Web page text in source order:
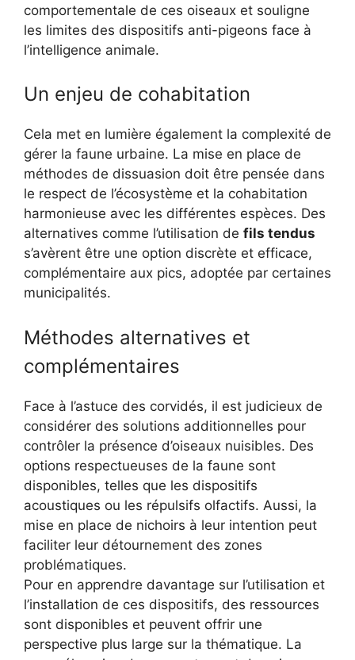
comportementale de ces oiseaux et souligne
les limites des dispositifs anti-pigeons face à
l’intelligence animale.
Un enjeu de cohabitation
Cela met en lumière également la complexité de
gérer la faune urbaine. La mise en place de
méthodes de dissuasion doit être pensée dans
le respect de l’écosystème et la cohabitation
harmonieuse avec les différentes espèces. Des
alternatives comme l’utilisation de fils tendus
s’avèrent être une option discrète et efficace,
complémentaire aux pics, adoptée par certaines
municipalités.
Méthodes alternatives et
complémentaires
Face à l’astuce des corvidés, il est judicieux de
considérer des solutions additionnelles pour
contrôler la présence d’oiseaux nuisibles. Des
options respectueuses de la faune sont
disponibles, telles que les dispositifs
acoustiques ou les répulsifs olfactifs. Aussi, la
mise en place de nichoirs à leur intention peut
faciliter leur détournement des zones
problématiques.
Pour en apprendre davantage sur l’utilisation et
l’installation de ces dispositifs, des ressources
sont disponibles et peuvent offrir une
perspective plus large sur la thématique. La